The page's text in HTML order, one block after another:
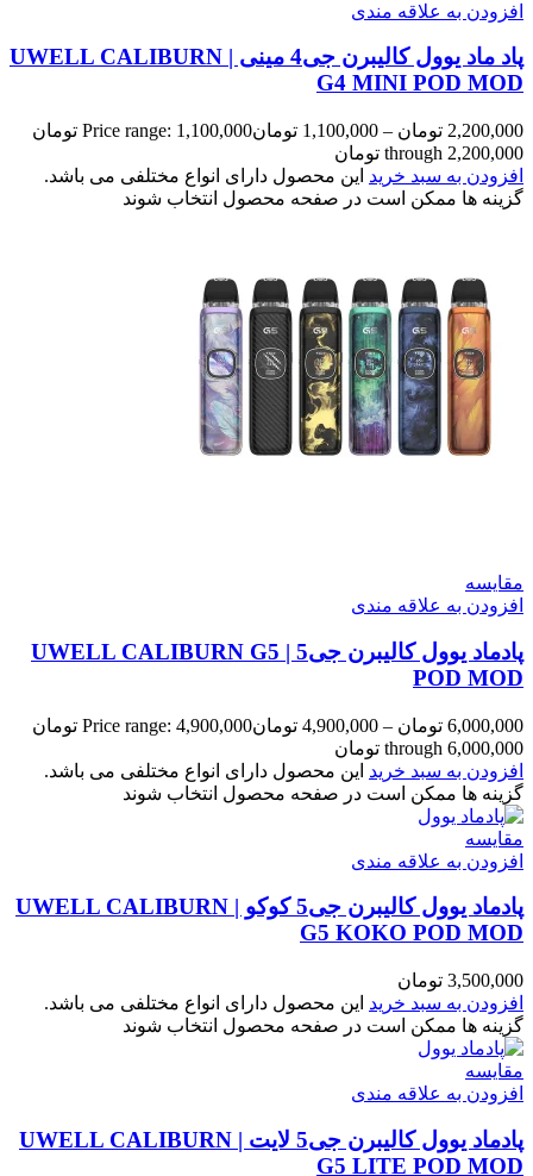
افزودن به علاقه مندی
پاد ماد یوول کالیبرن جی4 مینی | UWELL CALIBURN
G4 MINI POD MOD
2,200,000 تومان –
1,100,000 تومان
Price range: 1,100,000 تومان
through 2,200,000 تومان
افزودن به سبد خرید این محصول دارای انواع مختلفی می باشد.
گزینه ها ممکن است در صفحه محصول انتخاب شوند
مقایسه
افزودن به علاقه مندی
پادماد یوول کالیبرن جی5 | UWELL CALIBURN G5
POD MOD
6,000,000 تومان –
4,900,000 تومان
Price range: 4,900,000 تومان
through 6,000,000 تومان
افزودن به سبد خرید این محصول دارای انواع مختلفی می باشد.
گزینه ها ممکن است در صفحه محصول انتخاب شوند
مقایسه
افزودن به علاقه مندی
پادماد یوول کالیبرن جی5 کوکو | UWELL CALIBURN
G5 KOKO POD MOD
3,500,000 تومان
افزودن به سبد خرید این محصول دارای انواع مختلفی می باشد.
گزینه ها ممکن است در صفحه محصول انتخاب شوند
مقایسه
افزودن به علاقه مندی
پادماد یوول کالیبرن جی5 لایت | UWELL CALIBURN
G5 LITE POD MOD